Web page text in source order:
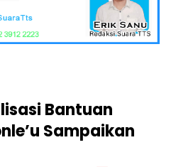
Bantuan
Sampaikan